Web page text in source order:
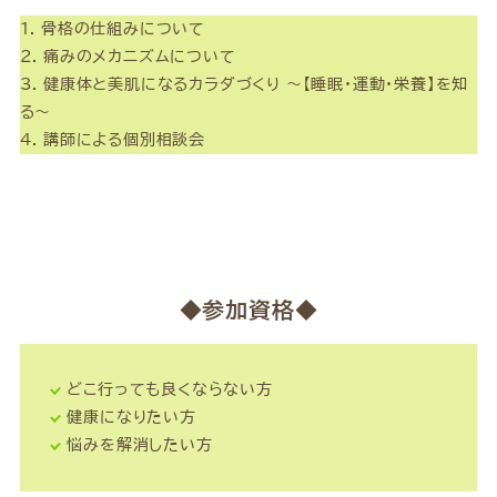
1. 骨格の仕組みについて
2. 痛みのメカニズムについて
3. 健康体と美肌になるカラダづくり ～【睡眠・運動・栄養】を知
る～
4. 講師による個別相談会
◆参加資格◆
どこ行っても良くならない方
健康になりたい方
悩みを解消したい方